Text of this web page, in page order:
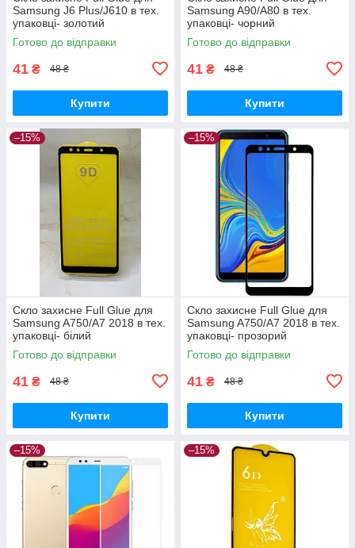
Samsung J6 Plus/J610 в тех.
упаковці- золотий
Готово до відправки
41 ₴ 48 ₴
Купити
Samsung A90/A80 в тех.
упаковці- чорний
Готово до відправки
41 ₴ 48 ₴
Купити
–15%
Скло захисне Full Glue для
Samsung A750/A7 2018 в тех.
упаковці- білий
Готово до відправки
41 ₴ 48 ₴
Купити
–15%
Скло захисне Full Glue для
Samsung A750/A7 2018 в тех.
упаковці- прозорий
Готово до відправки
41 ₴ 48 ₴
Купити
–15% –15%